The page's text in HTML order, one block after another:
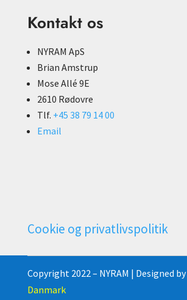
Kontakt os
NYRAM ApS
Brian Amstrup
Mose Allé 9E
2610 Rødovre
Tlf. +45 38 79 14 00
Email
Cookie og privatlivspolitik
Copyright 2022 – NYRAM | Designed by
Danmark